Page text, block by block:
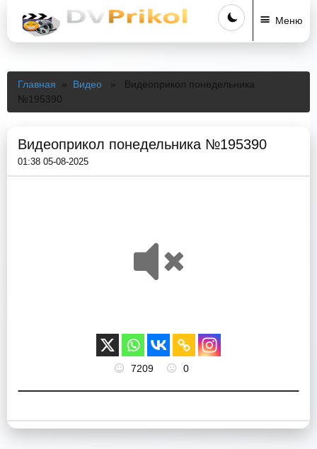
Меню
Главная » Видео » Видеоприкол понедельника
№195390
Видеоприкол понедельника №195390
01:38 05-08-2025
7209 0